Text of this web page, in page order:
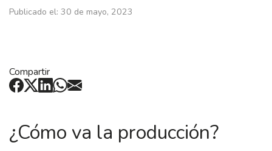
Publicado el: 30 de mayo, 2023
Compartir
¿Cómo va la producción?